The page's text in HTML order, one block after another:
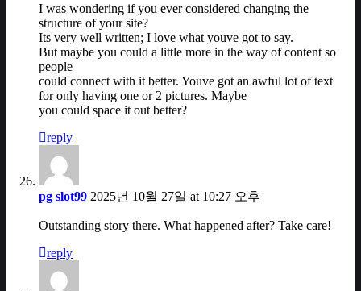
I was wondering if you ever considered changing the
structure of your site?
Its very well written; I love what youve got to say.
But maybe you could a little more in the way of content so
people
could connect with it better. Youve got an awful lot of text
for only having one or 2 pictures. Maybe
you could space it out better?
reply
pg slot99 2025년 10월 27일 at 10:27 오후
Outstanding story there. What happened after? Take care!
reply